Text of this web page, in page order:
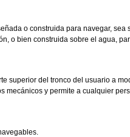
o construida para navegar, sea
o bien construida sobre el agua,
superior del tronco del usuario a
mecánicos y permite a cualquier